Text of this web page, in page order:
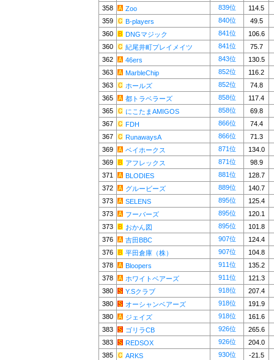
358
Zoo 839位
114.5
359
B-players 840位
49.5
360
DNGマジック 841位
106.6
360
紀尾井町プレイメイツ 841位
75.7
362
46ers 843位
130.5
363
MarbleChip 852位
116.2
363
ホールズ 852位
74.8
365
都トラベラーズ 858位
117.4
365
にこたまAMIGOS 858位
69.8
367
FDH 866位
74.4
367
RunawaysA 866位
71.3
369
ベイホークス 871位
134.0
369
アフレックス 871位
98.9
371
BLODIES 881位
128.7
372
グルービーズ 889位
140.7
373
SELENS 895位
125.4
373
フーバーズ 895位
120.1
373
おかん図 895位
101.8
376
吉田BBC 907位
124.4
376
平田倉庫（株） 907位
104.8
378
Bloopers 911位
135.2
378
ホワイトベアーズ 911位
121.3
380
Y.Sクラブ 918位
207.4
380
オーシャンベアーズ 918位
191.9
380
ジェイズ 918位
161.6
383
ゴリラCB 926位
265.6
383
REDSOX 926位
204.0
385
ARKS 930位
-21.5